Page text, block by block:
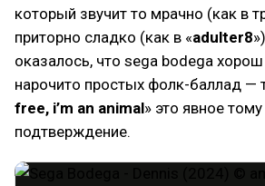
который звучит то мрачно (как в
приторно сладко (как в «adulter8
оказалось, что sega bodega
нарочито простых фолк-баллад —
free, i’m an animal» это явное тому
подтверждение.